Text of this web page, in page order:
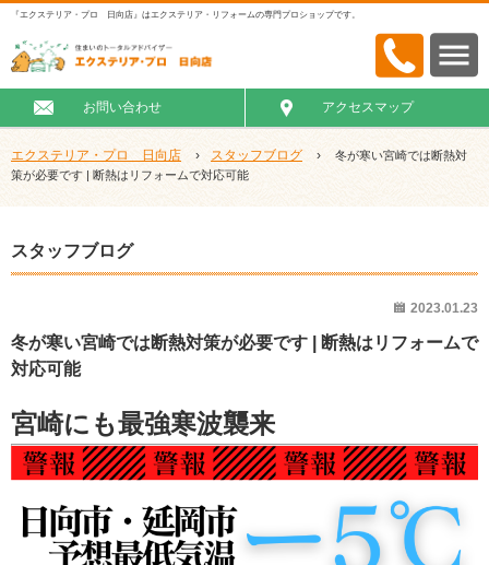
『エクステリア・プロ 日向店』はエクステリア・リフォームの専門プロショップです。
お問い合わせ アクセスマップ
エクステリア・プロ 日向店 › スタッフブログ ›
冬が寒い宮崎では断熱対
策が必要です | 断熱はリフォームで対応可能
スタッフブログ
2023.01.23
冬が寒い宮崎では断熱対策が必要です | 断熱はリフォームで
対応可能
宮崎にも最強寒波襲来